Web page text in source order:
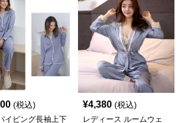
(税込)
イピング長袖上下
¥4,380 (税込)
レディース ルームウェ